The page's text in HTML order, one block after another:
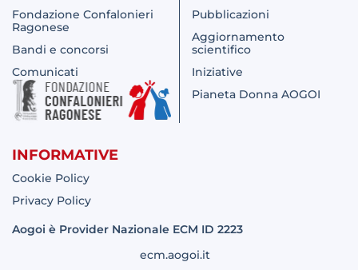
Fondazione Confalonieri
Ragonese
Bandi e concorsi
Comunicati
Pubblicazioni
Aggiornamento
scientifico
Iniziative
Pianeta Donna AOGOI
INFORMATIVE
Cookie Policy
Privacy Policy
Aogoi è Provider Nazionale ECM ID 2223
ecm.aogoi.it